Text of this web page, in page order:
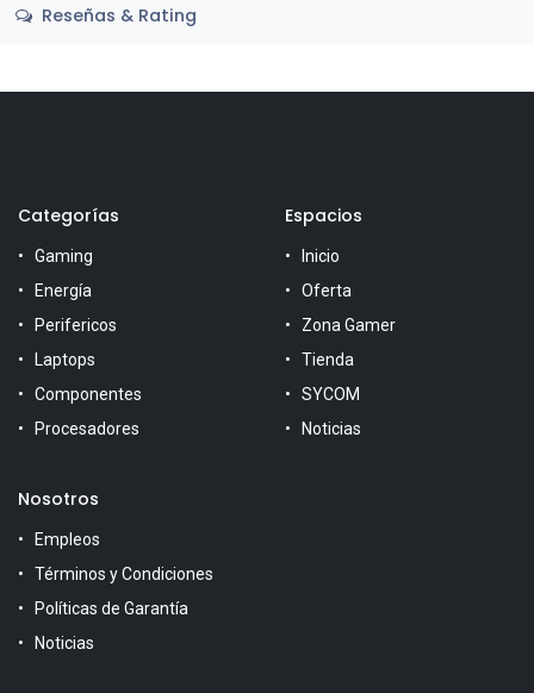
Reseñas & Rating
Categorías
Gaming
Energía
Perifericos
Laptops
Componentes
Procesadores
Espacios
Inicio
Oferta
Zona Gamer
Tienda
SYCOM
Noticias
Nosotros
Empleos
Términos y Condiciones
Políticas de Garantía
Noticias